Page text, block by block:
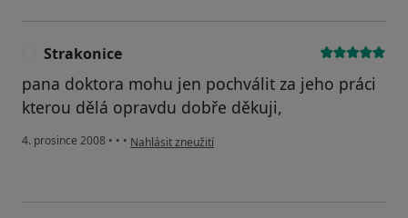
Strakonice
pana doktora mohu jen pochválit za jeho práci
kterou dělá opravdu dobře děkuji,
4. prosince 2008 • • • podle názoru uživatele Strakonice
Nahlásit zneužití